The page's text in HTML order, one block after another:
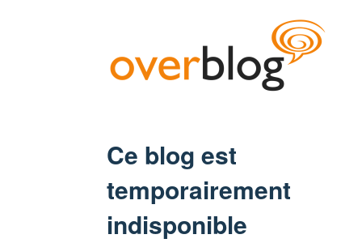
Ce blog est
temporairement
indisponible